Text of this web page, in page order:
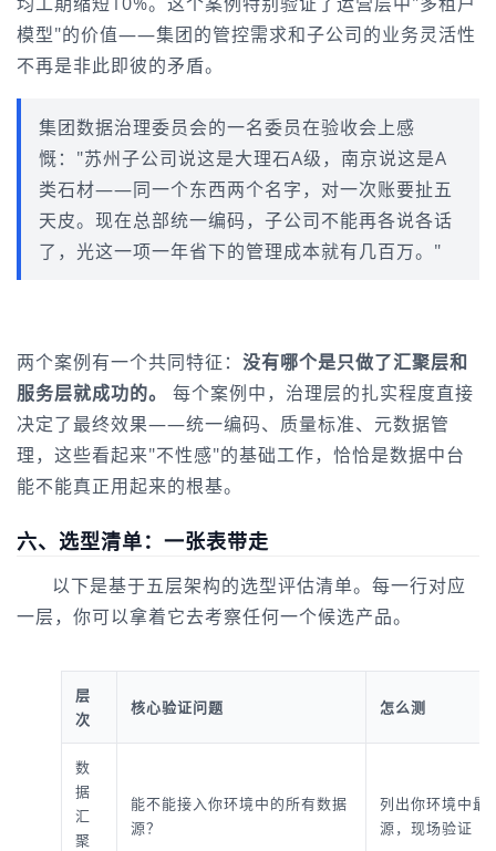
模型"的价值——集团的管控需求和子公司的业务灵活性
不再是非此即彼的矛盾。
集团数据治理委员会的一名委员在验收会上感
慨："苏州子公司说这是大理石A级，南京说这是A
类石材——同一个东西两个名字，对一次账要扯五
天皮。现在总部统一编码，子公司不能再各说各话
了，光这一项一年省下的管理成本就有几百万。"
两个案例有一个共同特征： 没有哪个是只做了汇聚层和
服务层就成功的。
每个案例中，治理层的扎实程度直接
决定了最终效果——统一编码、质量标准、元数据管
理，这些看起来"不性感"的基础工作，恰恰是数据中台
能不能真正用起来的根基。
六、选型清单：一张表带走
以下是基于五层架构的选型评估清单。每一行对应
一层，你可以拿着它去考察任何一个候选产品。
层
次
核心验证问题 怎么测
数
据
汇
聚
能不能接入你环境中的所有数据
源？
列出你环境中最
源，现场验证